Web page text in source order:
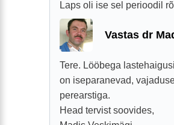
Laps oli ise sel perioodil
Vastas dr
Tere. Lööbega
on iseparanevad,
perearstiga.
Head tervist soovides,